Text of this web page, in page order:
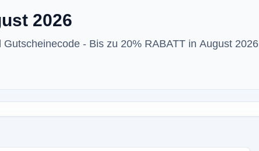
2026
- Bis zu 20% RABATT in August 2026